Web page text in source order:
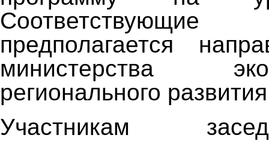
Соответствующие
предполагается
министерства
регионального
Участникам